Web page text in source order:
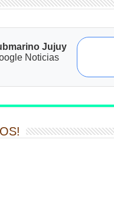
Jujuy
Noticias